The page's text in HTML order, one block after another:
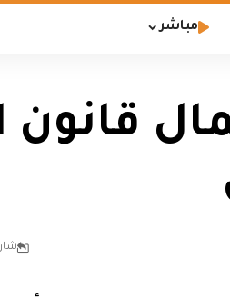
مباشر
قانون